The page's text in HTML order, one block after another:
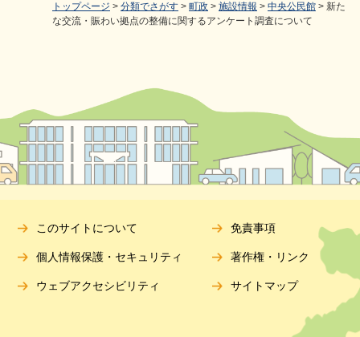
トップページ > 分類でさがす > 町政 > 施設情報 > 中央公民館 > 新た
な交流・賑わい拠点の整備に関するアンケート調査について
このサイトについて 免責事項
個人情報保護・セキュリティ 著作権・リンク
ウェブアクセシビリティ サイトマップ